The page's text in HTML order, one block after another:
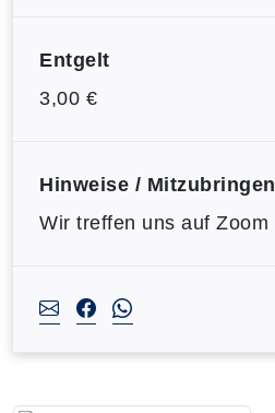
Entgelt
3,00 €
Hinweise / Mitzubringen
Wir treffen uns auf Zoom